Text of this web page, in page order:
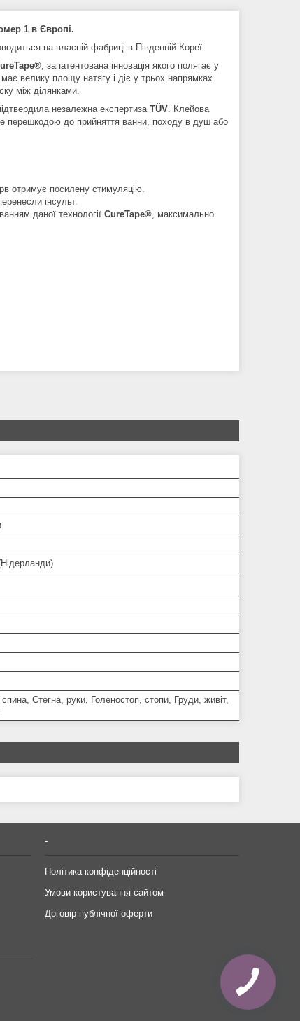
1 в Європі.
на власній фабриці в Південній Кореї.
, запатентована інновація якого полягає у
має велику площу натягу і діє у трьох напрямках.
між ділянками.
незалежна експертиза TÜV . Клейова
перешкодою до прийняття ванни, походу в душ або
отримує посилену стимуляцію.
інсульт.
даної технології CureTape® , максимально
спина, Стегна, руки, Голеностоп, стопи, Груди, живіт,
-
Політика конфіденційності
Умови користування сайтом
Договір публічної оферти